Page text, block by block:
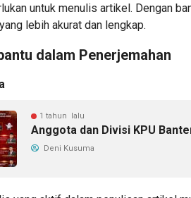
untuk menulis artikel. Dengan
lebih akurat dan lengkap.
dalam Penerjemahan
1 tahun lalu
Anggota dan Divisi KPU
Deni Kusuma